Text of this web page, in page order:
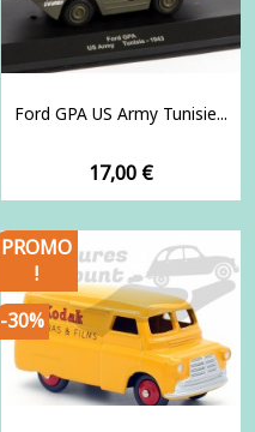
Ford GPA US Army Tunisie...
Prix
17,00 €
PROMO
!
-30%